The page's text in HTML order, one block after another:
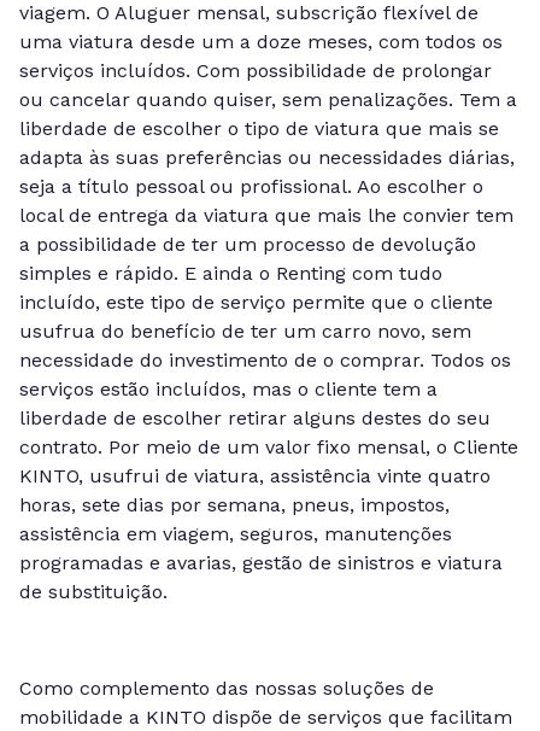
viagem. O Aluguer mensal, subscrição flexível de
uma viatura desde um a doze meses, com todos os
serviços incluídos. Com possibilidade de prolongar
ou cancelar quando quiser, sem penalizações. Tem a
liberdade de escolher o tipo de viatura que mais se
adapta às suas preferências ou necessidades diárias,
seja a título pessoal ou profissional. Ao escolher o
local de entrega da viatura que mais lhe convier tem
a possibilidade de ter um processo de devolução
simples e rápido. E ainda o Renting com tudo
incluído, este tipo de serviço permite que o cliente
usufrua do benefício de ter um carro novo, sem
necessidade do investimento de o comprar. Todos os
serviços estão incluídos, mas o cliente tem a
liberdade de escolher retirar alguns destes do seu
contrato. Por meio de um valor fixo mensal, o Cliente
KINTO, usufrui de viatura, assistência vinte quatro
horas, sete dias por semana, pneus, impostos,
assistência em viagem, seguros, manutenções
programadas e avarias, gestão de sinistros e viatura
de substituição.
Como complemento das nossas soluções de
mobilidade a KINTO dispõe de serviços que facilitam